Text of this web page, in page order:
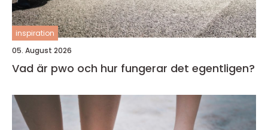
inspiration
05. August 2026
Vad är pwo och hur fungerar det egentligen?